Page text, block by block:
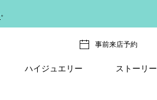
。
事前来店予約
ハイジュエリー ストーリー